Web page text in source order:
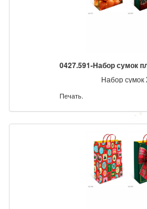
0427.591-Набор сумок
Набор сумок
Печать.